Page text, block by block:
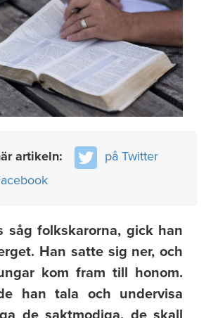
artikeln:
på Twitter
såg folkskarorna, gick han
Han satte sig ner, och
kom fram till honom.
han tala och undervisa